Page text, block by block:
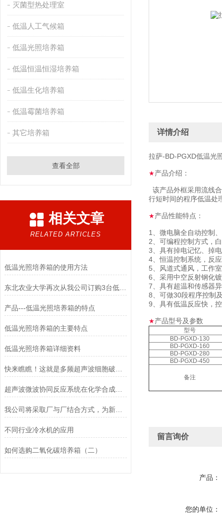
灭菌型热处理室
低温人工气候箱
低温光照培养箱
低温恒温恒湿培养箱
低温生化培养箱
低温霉菌培养箱
其它培养箱
查看全部
相关文章
RELATED ARTICLES
低温光照培养箱的使用方法
东北农业大学再次从我公司订购3台低温光照培养箱
产品---低温光照培养箱的特点
低温光照培养箱的主要特点
低温光照培养箱详细资料
超声波微波协同反应系统在化学合成中的突破性应用
我公司将采取厂与厂结合方式，为新老客户提供一批低价的双层玻璃反应釜
不同行业冷水机的应用
如何选购二氧化碳培养箱（二）
详情介绍
拉萨-BD-PGXD低温光
★产品介绍：
该产品外框采用流线
行短时间的程序低温处
★产品性能特点：
1、微电脑全自动控制
2、可编程控制方式，
3、具有掉电记忆、掉
4、恒温控制系统，反
5、风道式通风，工作
6、采用中空反射钢化
7、具有超温和传感器
8、可做30段程序控制
9、具有低温反应快，
★产品型号及参数
型号
BD-PGXD-130
BD-PGXD-160
BD-PGXD-280
BD-PGXD-450
备注
留言询价
产品：
您的单位：